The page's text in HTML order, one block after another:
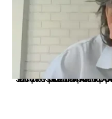
La presidenta Keiko Fujimori informó que la solicitud de indulto